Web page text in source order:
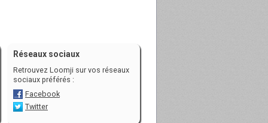
Réseaux sociaux
Retrouvez Loomji sur vos réseaux
sociaux préférés :
Facebook
Twitter